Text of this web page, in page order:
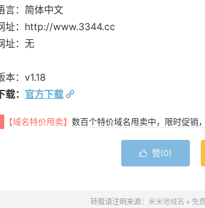
言：简体中文
址：http://www.3344.cc
址：无
本：v1.18
： 官方下载
【域名特价甩卖】 数百个特价域名甩卖中，限时促销
 赞(0)
转载请注明来源： 米米地域名 » 免